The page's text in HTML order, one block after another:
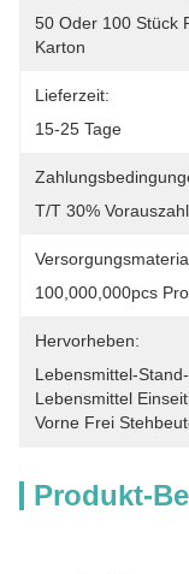
50 Oder 100 Stück
Karton
Lieferzeit:
15-25 Tage
T/T 30%
100,000,000pcs
Hervorheben:
Lebensmittel-
Lebensmittel
Vorne Frei
Produkt-